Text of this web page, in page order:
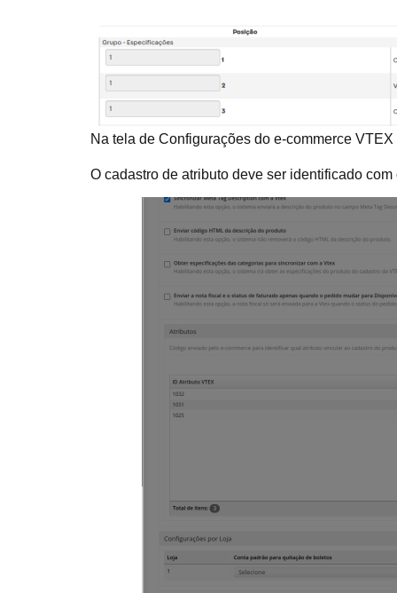
Na tela de Configurações do e-commerce
O cadastro de atributo deve ser identificado